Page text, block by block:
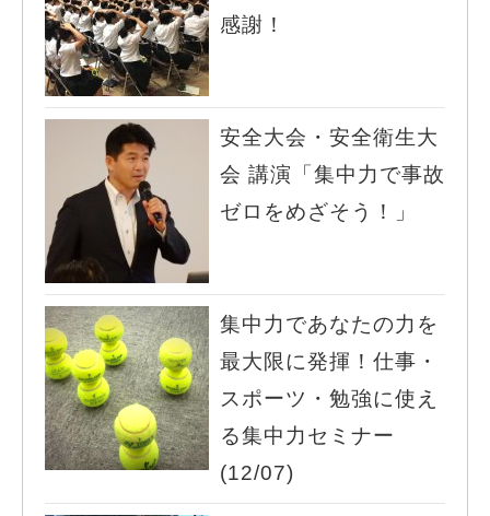
感謝！
安全大会・安全衛生大
会 講演「集中力で事故
ゼロをめざそう！」
集中力であなたの力を
最大限に発揮！仕事・
スポーツ・勉強に使え
る集中力セミナー
(12/07)